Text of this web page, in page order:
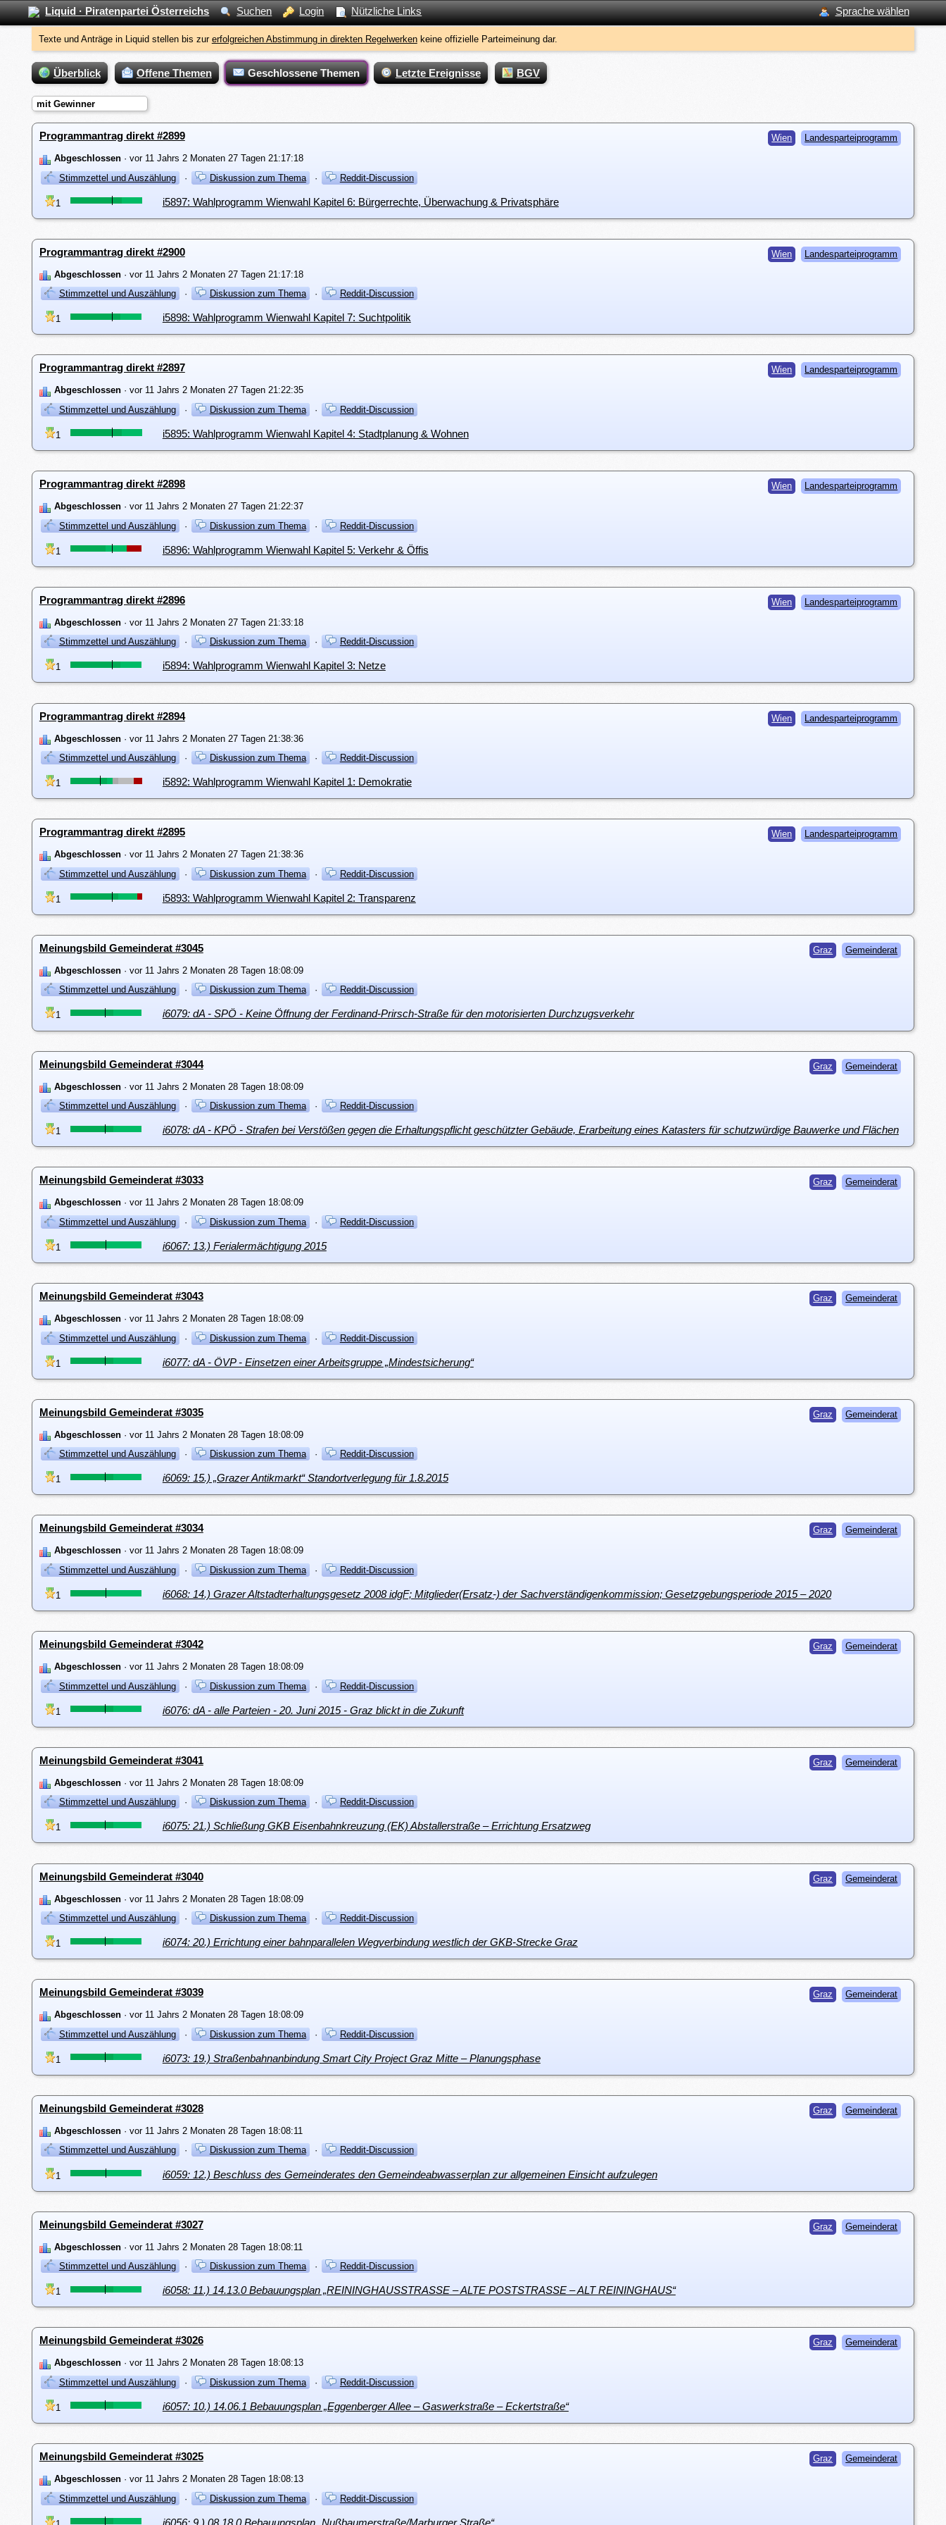
Liquid · Piratenpartei Österreichs Suchen Login Nützliche Links Sprache wählen
Texte und Anträge in Liquid stellen bis zur erfolgreichen Abstimmung in direkten Regelwerkenkeine offizielle Parteimeinung dar.
Überblick Offene Themen Geschlossene Themen Letzte Ereignisse BGV
mit Gewinner
Wien Landesparteiprogramm
Programmantrag direkt #2899
Abgeschlossen· vor 11 Jahrs 2 Monaten 27 Tagen 21:17:18
Stimmzettel und Auszählung
· Diskussion zum Thema · Reddit-Discussion
1 i5897: Wahlprogramm Wienwahl Kapitel 6: Bürgerrechte, Überwachung & Privatsphäre
Wien Landesparteiprogramm
Programmantrag direkt #2900
Abgeschlossen· vor 11 Jahrs 2 Monaten 27 Tagen 21:17:18
Stimmzettel und Auszählung
· Diskussion zum Thema · Reddit-Discussion
1 i5898: Wahlprogramm Wienwahl Kapitel 7: Suchtpolitik
Wien Landesparteiprogramm
Programmantrag direkt #2897
Abgeschlossen· vor 11 Jahrs 2 Monaten 27 Tagen 21:22:35
Stimmzettel und Auszählung
· Diskussion zum Thema · Reddit-Discussion
1 i5895: Wahlprogramm Wienwahl Kapitel 4: Stadtplanung & Wohnen
Wien Landesparteiprogramm
Programmantrag direkt #2898
Abgeschlossen· vor 11 Jahrs 2 Monaten 27 Tagen 21:22:37
Stimmzettel und Auszählung
· Diskussion zum Thema · Reddit-Discussion
1 i5896: Wahlprogramm Wienwahl Kapitel 5: Verkehr & Öffis
Wien Landesparteiprogramm
Programmantrag direkt #2896
Abgeschlossen· vor 11 Jahrs 2 Monaten 27 Tagen 21:33:18
Stimmzettel und Auszählung
· Diskussion zum Thema · Reddit-Discussion
1 i5894: Wahlprogramm Wienwahl Kapitel 3: Netze
Wien Landesparteiprogramm
Programmantrag direkt #2894
Abgeschlossen· vor 11 Jahrs 2 Monaten 27 Tagen 21:38:36
Stimmzettel und Auszählung
· Diskussion zum Thema · Reddit-Discussion
1 i5892: Wahlprogramm Wienwahl Kapitel 1: Demokratie
Wien Landesparteiprogramm
Programmantrag direkt #2895
Abgeschlossen· vor 11 Jahrs 2 Monaten 27 Tagen 21:38:36
Stimmzettel und Auszählung
· Diskussion zum Thema · Reddit-Discussion
1 i5893: Wahlprogramm Wienwahl Kapitel 2: Transparenz
Graz Gemeinderat
Meinungsbild Gemeinderat #3045
Abgeschlossen· vor 11 Jahrs 2 Monaten 28 Tagen 18:08:09
Stimmzettel und Auszählung
· Diskussion zum Thema · Reddit-Discussion
1 i6079: dA - SPÖ - Keine Öffnung der Ferdinand-Prirsch-Straße für den motorisierten Durchzugsverkehr
Graz Gemeinderat
Meinungsbild Gemeinderat #3044
Abgeschlossen· vor 11 Jahrs 2 Monaten 28 Tagen 18:08:09
Stimmzettel und Auszählung
· Diskussion zum Thema · Reddit-Discussion
1 i6078: dA - KPÖ - Strafen bei Verstößen gegen die Erhaltungspflicht geschützter Gebäude, Erarbeitung eines Katasters für schutzwürdige Bauwerke und Flächen
Graz Gemeinderat
Meinungsbild Gemeinderat #3033
Abgeschlossen· vor 11 Jahrs 2 Monaten 28 Tagen 18:08:09
Stimmzettel und Auszählung
· Diskussion zum Thema · Reddit-Discussion
1 i6067: 13.) Ferialermächtigung 2015
Graz Gemeinderat
Meinungsbild Gemeinderat #3043
Abgeschlossen· vor 11 Jahrs 2 Monaten 28 Tagen 18:08:09
Stimmzettel und Auszählung
· Diskussion zum Thema · Reddit-Discussion
1 i6077: dA - ÖVP - Einsetzen einer Arbeitsgruppe „Mindestsicherung“
Graz Gemeinderat
Meinungsbild Gemeinderat #3035
Abgeschlossen· vor 11 Jahrs 2 Monaten 28 Tagen 18:08:09
Stimmzettel und Auszählung
· Diskussion zum Thema · Reddit-Discussion
1 i6069: 15.) „Grazer Antikmarkt“ Standortverlegung für 1.8.2015
Graz Gemeinderat
Meinungsbild Gemeinderat #3034
Abgeschlossen· vor 11 Jahrs 2 Monaten 28 Tagen 18:08:09
Stimmzettel und Auszählung
· Diskussion zum Thema · Reddit-Discussion
1 i6068: 14.) Grazer Altstadterhaltungsgesetz 2008 idgF; Mitglieder(Ersatz-) der Sachverständigenkommission; Gesetzgebungsperiode 2015 – 2020
Graz Gemeinderat
Meinungsbild Gemeinderat #3042
Abgeschlossen· vor 11 Jahrs 2 Monaten 28 Tagen 18:08:09
Stimmzettel und Auszählung
· Diskussion zum Thema · Reddit-Discussion
1 i6076: dA - alle Parteien - 20. Juni 2015 - Graz blickt in die Zukunft
Graz Gemeinderat
Meinungsbild Gemeinderat #3041
Abgeschlossen· vor 11 Jahrs 2 Monaten 28 Tagen 18:08:09
Stimmzettel und Auszählung
· Diskussion zum Thema · Reddit-Discussion
1 i6075: 21.) Schließung GKB Eisenbahnkreuzung (EK) Abstallerstraße – Errichtung Ersatzweg
Graz Gemeinderat
Meinungsbild Gemeinderat #3040
Abgeschlossen· vor 11 Jahrs 2 Monaten 28 Tagen 18:08:09
Stimmzettel und Auszählung
· Diskussion zum Thema · Reddit-Discussion
1 i6074: 20.) Errichtung einer bahnparallelen Wegverbindung westlich der GKB-Strecke Graz
Graz Gemeinderat
Meinungsbild Gemeinderat #3039
Abgeschlossen· vor 11 Jahrs 2 Monaten 28 Tagen 18:08:09
Stimmzettel und Auszählung
· Diskussion zum Thema · Reddit-Discussion
1 i6073: 19.) Straßenbahnanbindung Smart City Project Graz Mitte – Planungsphase
Graz Gemeinderat
Meinungsbild Gemeinderat #3028
Abgeschlossen· vor 11 Jahrs 2 Monaten 28 Tagen 18:08:11
Stimmzettel und Auszählung
· Diskussion zum Thema · Reddit-Discussion
1 i6059: 12.) Beschluss des Gemeinderates den Gemeindeabwasserplan zur allgemeinen Einsicht aufzulegen
Graz Gemeinderat
Meinungsbild Gemeinderat #3027
Abgeschlossen· vor 11 Jahrs 2 Monaten 28 Tagen 18:08:11
Stimmzettel und Auszählung
· Diskussion zum Thema · Reddit-Discussion
1 i6058: 11.) 14.13.0 Bebauungsplan „REININGHAUSSTRASSE – ALTE POSTSTRASSE – ALT REININGHAUS“
Graz Gemeinderat
Meinungsbild Gemeinderat #3026
Abgeschlossen· vor 11 Jahrs 2 Monaten 28 Tagen 18:08:13
Stimmzettel und Auszählung
· Diskussion zum Thema · Reddit-Discussion
1 i6057: 10.) 14.06.1 Bebauungsplan „Eggenberger Allee – Gaswerkstraße – Eckertstraße“
Graz Gemeinderat
Meinungsbild Gemeinderat #3025
Abgeschlossen· vor 11 Jahrs 2 Monaten 28 Tagen 18:08:13
Stimmzettel und Auszählung
· Diskussion zum Thema · Reddit-Discussion
i6056: 9.) 08.18.0 Bebauungsplan „Nußbaumerstraße/Marburger Straße“